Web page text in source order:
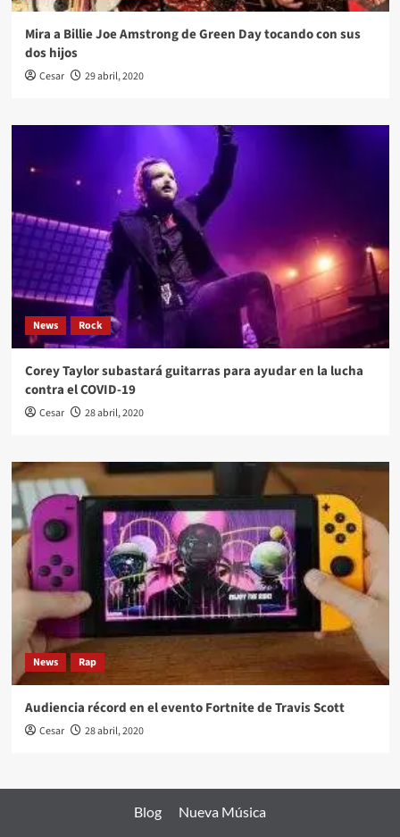
Mira a Billie Joe Amstrong de Green Day tocando con sus
dos hijos
Cesar 29 abril, 2020
News Rock
Corey Taylor subastará guitarras para ayudar en la lucha
contra el COVID-19
Cesar 28 abril, 2020
News Rap
Audiencia récord en el evento Fortnite de Travis Scott
Cesar 28 abril, 2020
Blog Nueva Música